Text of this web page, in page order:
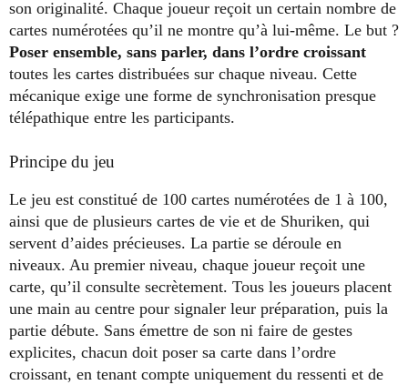
son originalité. Chaque joueur reçoit un certain nombre de
cartes numérotées qu’il ne montre qu’à lui-même. Le but ?
Poser ensemble, sans parler, dans l’ordre croissant
toutes les cartes distribuées sur chaque niveau. Cette
mécanique exige une forme de synchronisation presque
télépathique entre les participants.
Principe du jeu
Le jeu est constitué de 100 cartes numérotées de 1 à 100,
ainsi que de plusieurs cartes de vie et de Shuriken, qui
servent d’aides précieuses. La partie se déroule en
niveaux. Au premier niveau, chaque joueur reçoit une
carte, qu’il consulte secrètement. Tous les joueurs placent
une main au centre pour signaler leur préparation, puis la
partie débute. Sans émettre de son ni faire de gestes
explicites, chacun doit poser sa carte dans l’ordre
croissant, en tenant compte uniquement du ressenti et de